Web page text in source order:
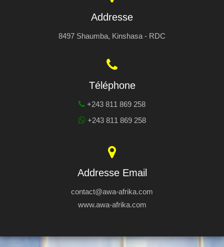
Addresse
8497 Shaumba, Kinshasa - RDC
Téléphone
+243 811 869 258
+243 811 869 258
Addresse Email
contact@awa-afrika.com
www.awa-afrika.com